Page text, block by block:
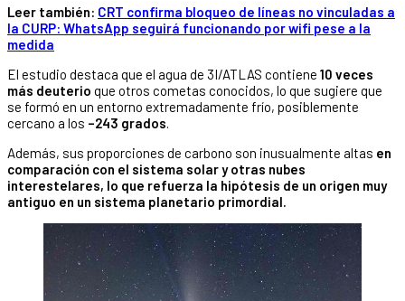
Leer también: CRT confirma bloqueo de líneas no vinculadas a
la CURP: WhatsApp seguirá funcionando por wifi pese a la
medida
El estudio destaca que el agua de 3I/ATLAS contiene 10 veces
más deuterio que otros cometas conocidos, lo que sugiere que
se formó en un entorno extremadamente frío, posiblemente
cercano a los –243 grados.
Además, sus proporciones de carbono son inusualmente altas en
comparación con el sistema solar y otras nubes
interestelares, lo que refuerza la hipótesis de un origen muy
antiguo en un sistema planetario primordial.